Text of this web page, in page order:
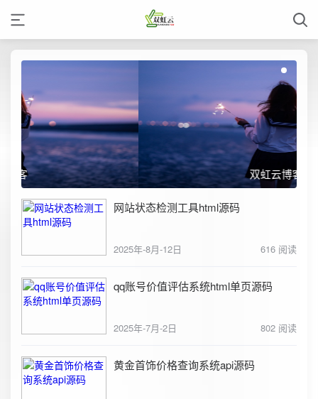
双虹云博客
网站状态检测工具html源码
2025年-8月-12日 616 阅读
qq账号价值评估系统html单页源码
2025年-7月-2日 802 阅读
黄金首饰价格查询系统api源码